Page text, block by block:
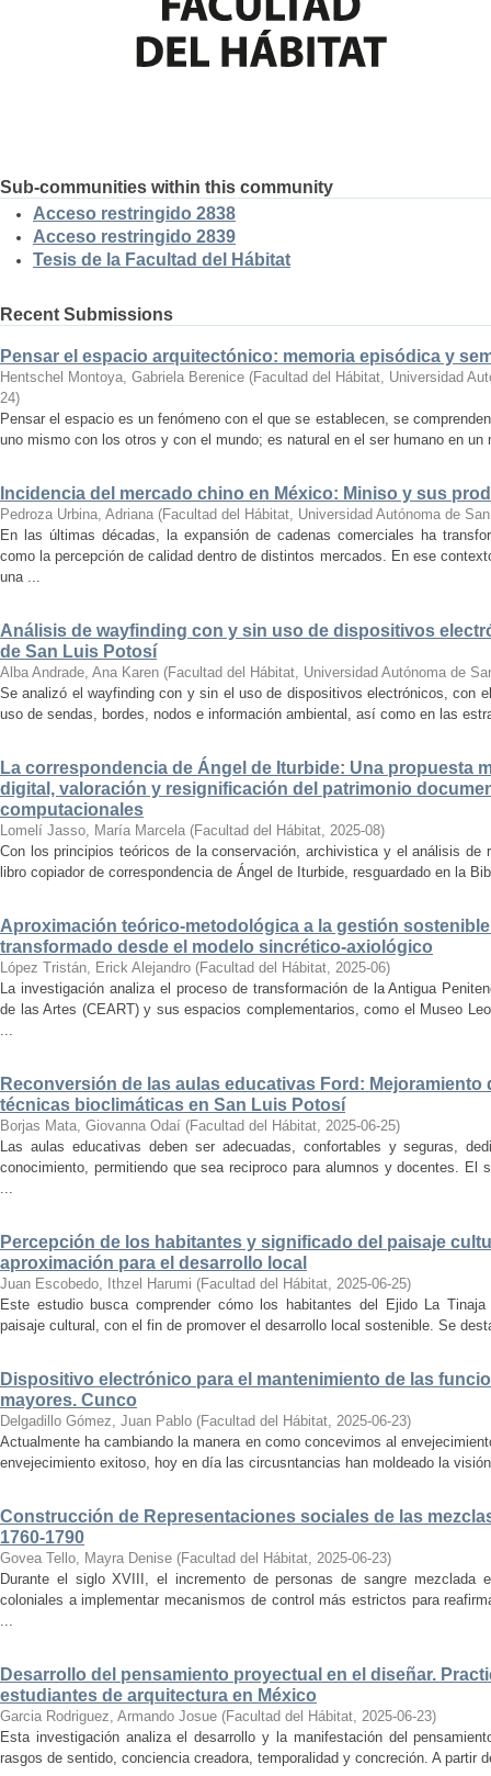
Sub-communities within this community
Acceso restringido 2838
Acceso restringido 2839
Tesis de la Facultad del Hábitat
Recent Submissions
Pensar el espacio arquitectónico: memoria episódica y
Hentschel Montoya, Gabriela Berenice (Facultad del Hábitat, Universidad
24)
Pensar el espacio es un fenómeno con el que se establecen, se
uno mismo con los otros y con el mundo; es natural en el ser humano en
Incidencia del mercado chino en México: Miniso y sus
Pedroza Urbina, Adriana (Facultad del Hábitat, Universidad Autónoma de
En las últimas décadas, la expansión de cadenas comerciales ha
como la percepción de calidad dentro de distintos mercados. En ese
una ...
Análisis de wayfinding con y sin uso de dispositivos
de San Luis Potosí
Alba Andrade, Ana Karen (Facultad del Hábitat, Universidad Autónoma de
Se analizó el wayfinding con y sin el uso de dispositivos electrónicos, con
uso de sendas, bordes, nodos e información ambiental, así como en las
La correspondencia de Ángel de Iturbide: Una propuesta
digital, valoración y resignificación del patrimonio
computacionales
Lomelí Jasso, María Marcela (Facultad del Hábitat, 2025-08)
Con los principios teóricos de la conservación, archivistica y el análisis de
libro copiador de correspondencia de Ángel de Iturbide, resguardado en la
Aproximación teórico-metodológica a la gestión
transformado desde el modelo sincrético-axiológico
López Tristán, Erick Alejandro (Facultad del Hábitat, 2025-06)
La investigación analiza el proceso de transformación de la Antigua
de las Artes (CEART) y sus espacios complementarios, como el Museo
...
Reconversión de las aulas educativas Ford:
técnicas bioclimáticas en San Luis Potosí
Borjas Mata, Giovanna Odaí (Facultad del Hábitat, 2025-06-25)
Las aulas educativas deben ser adecuadas, confortables y seguras,
conocimiento, permitiendo que sea reciproco para alumnos y docentes. El
...
Percepción de los habitantes y significado del paisaje
aproximación para el desarrollo local
Juan Escobedo, Ithzel Harumi (Facultad del Hábitat, 2025-06-25)
Este estudio busca comprender cómo los habitantes del Ejido La
paisaje cultural, con el fin de promover el desarrollo local sostenible. Se
Dispositivo electrónico para el mantenimiento de las
mayores. Cunco
Delgadillo Gómez, Juan Pablo (Facultad del Hábitat, 2025-06-23)
Actualmente ha cambiando la manera en como concevimos al
envejecimiento exitoso, hoy en día las circusntancias han moldeado la
Construcción de Representaciones sociales de las
1760-1790
Govea Tello, Mayra Denise (Facultad del Hábitat, 2025-06-23)
Durante el siglo XVIII, el incremento de personas de sangre
coloniales a implementar mecanismos de control más estrictos para
...
Desarrollo del pensamiento proyectual en el diseñar.
estudiantes de arquitectura en México
Garcia Rodriguez, Armando Josue (Facultad del Hábitat, 2025-06-23)
Esta investigación analiza el desarrollo y la manifestación del
rasgos de sentido, conciencia creadora, temporalidad y concreción. A partir